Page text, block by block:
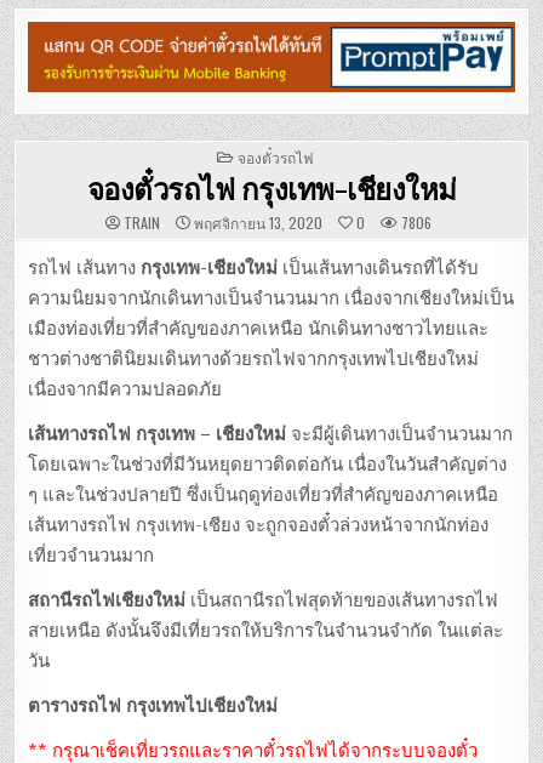
POSTED
IN
จองตั๋วรถไฟ
จองตั๋วรถไฟ กรุงเทพ-เชียงใหม่
TRAIN พฤศจิกายน 13, 2020 0 7806
รถไฟ เส้นทาง กรุงเทพ-เชียงใหม่ เป็นเส้นทางเดินรถที่ได้รับ
ความนิยมจากนักเดินทางเป็นจำนวนมาก เนื่องจากเชียงใหม่เป็น
เมืองท่องเที่ยวที่สำคัญของภาคเหนือ นักเดินทางชาวไทยและ
ชาวต่างชาตินิยมเดินทางด้วยรถไฟจากกรุงเทพไปเชียงใหม่
เนื่องจากมีความปลอดภัย
เส้นทางรถไฟ กรุงเทพ – เชียงใหม่ จะมีผู้เดินทางเป็นจำนวนมาก
โดยเฉพาะในช่วงที่มีวันหยุดยาวติดต่อกัน เนื่องในวันสำคัญต่าง
ๆ และในช่วงปลายปี ซึ่งเป็นฤดูท่องเที่ยวที่สำคัญของภาคเหนือ
เส้นทางรถไฟ กรุงเทพ-เชียง จะถูกจองตั๋วล่วงหน้าจากนักท่อง
เที่ยวจำนวนมาก
สถานีรถไฟเชียงใหม่ เป็นสถานีรถไฟสุดท้ายของเส้นทางรถไฟ
สายเหนือ ดังนั้นจึงมีเที่ยวรถให้บริการในจำนวนจำกัด ในแต่ละ
วัน
ตารางรถไฟ กรุงเทพไปเชียงใหม่
** กรุณาเช็คเที่ยวรถและราคาตั๋วรถไฟได้จากระบบจองตั๋ว